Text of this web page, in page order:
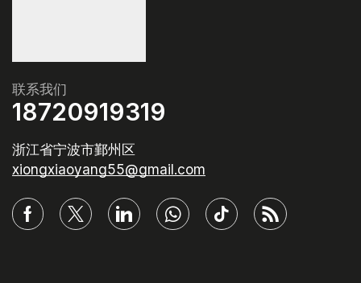
联系我们
18720919319
浙江省宁波市鄞州区
xiongxiaoyang55@gmail.com